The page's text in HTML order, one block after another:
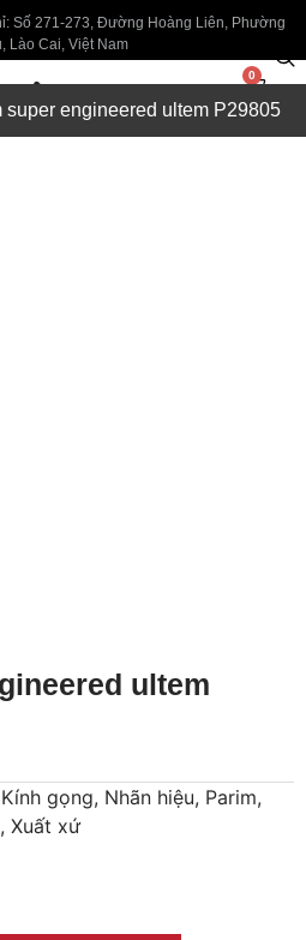
Số 271-273, Đường Hoàng Liên, Phường
Lào Cai, Việt Nam
0
super engineered ultem P29805
ultem
Kính gọng, Nhãn hiệu, Parim,
, Xuất xứ